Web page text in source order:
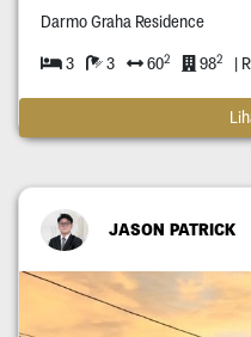
Darmo Graha Residence
3 3 602 982 |
JASON PATRICK